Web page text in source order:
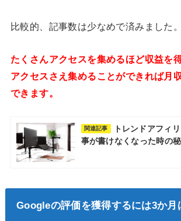
比較的、記事数は少なめで済みました。
たくさんアクセスを集めるほど収益を
アクセスさえ集めることができれば月
できます。
関連記事
トレンドアフィ
事が書けなくなった時の
Googleの評価を獲得するには3か月